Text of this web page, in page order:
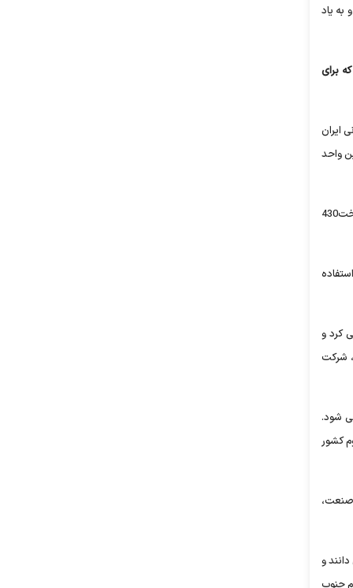
به یاد
برای
ایران
افزایش مربوط به همین واحد
مجتمع صنایع آلومینیوم جنوب در لامرد فارس، در زمینی به مساحت 200 هکتار و ظرفیت تولید سالانه 300 هزار تن شمش آلومینیوم، دارای تکنولوژی ساخت430
کرد و
شرکت
کلنگ زنی شد و امروز بعد از 4 سال افتتاح می شود.
کشور
صنعت،
و
آلومینیوم جنوب